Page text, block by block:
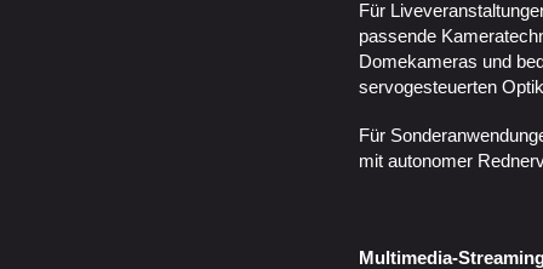
Für
passende
Domekameras und
servogesteuerten
Für
mit autonomer
Multimedia-